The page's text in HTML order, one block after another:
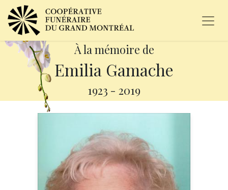
À la mémoire de
Emilia Gamache
1923 - 2019